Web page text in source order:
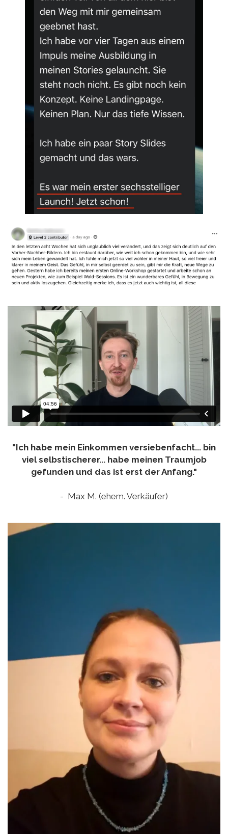
"Ich habe mein Einkommen versiebenfacht... bin
viel selbstischerer... habe meinen Traumjob
gefunden und das ist erst der Anfang."
- Max M. (ehem. Verkäufer)